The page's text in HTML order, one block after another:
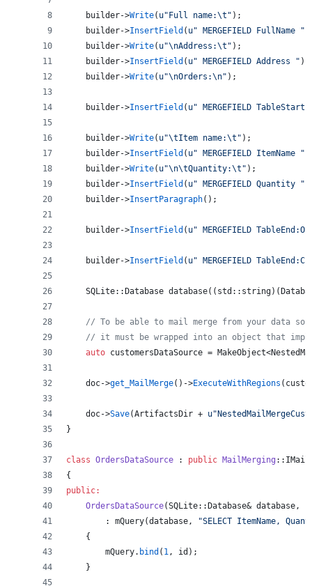
    builder->
Write( u" Full name:\t " );
    builder->
InsertField ( u" MERGEFIELD FullName "
    builder->
Write( u"\nAddress:\t " );
    builder->
InsertField ( u" MERGEFIELD Address " );
    builder->
Write( u"\nOrders:\n" );
    builder->
InsertField ( u" MERGEFIELD
    builder->
Write( u"\tItem name:\t " );
    builder->
InsertField ( u" MERGEFIELD ItemName "
    builder->
Write( u"\n\tQuantity:\t " );
    builder->
InsertField ( u" MERGEFIELD Quantity "
    builder->
InsertParagraph();
    builder->
InsertField ( u" MERGEFIELD
    builder->
InsertField ( u" MERGEFIELD
    SQLite::Database
database
// To be able to mail merge from your data
// it must be wrapped into an object that
auto customersDataSource =
    doc->
get_MailMerge()->ExecuteWithRegions
    doc->
Save(ArtifactsDir + u"
}
class OrdersDataSource : public MailMerging
{
public:
OrdersDataSource(SQLite::Database& database,
        :
mQuery(database, "SELECT ItemName,
    {
mQuery. bind ( 1, id);
    }